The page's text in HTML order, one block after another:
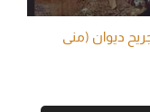
ديوان (منى